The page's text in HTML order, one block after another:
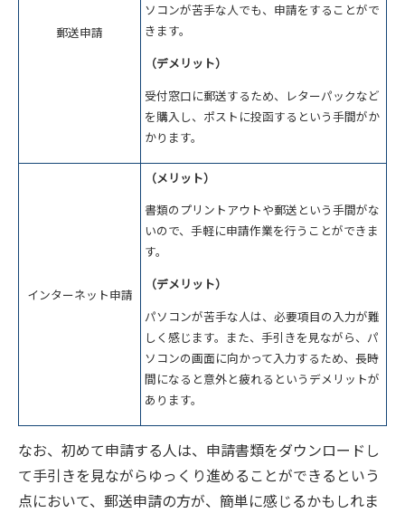
郵送申請
ソコンが苦手な人でも、申請をすることがで
きます。
（デメリット）
受付窓口に郵送するため、レターパックなど
を購入し、ポストに投函するという手間がか
かります。
インターネット申請
（メリット）
書類のプリントアウトや郵送という手間がな
いので、手軽に申請作業を行うことができま
す。
（デメリット）
パソコンが苦手な人は、必要項目の入力が難
しく感じます。また、手引きを見ながら、パ
ソコンの画面に向かって入力するため、長時
間になると意外と疲れるというデメリットが
あります。
なお、初めて申請する人は、申請書類をダウンロードし
て手引きを見ながらゆっくり進めることができるという
点において、郵送申請の方が、簡単に感じるかもしれま